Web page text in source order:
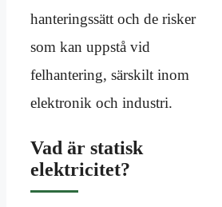
hanteringssätt och de risker
som kan uppstå vid
felhantering, särskilt inom
elektronik och industri.
Vad är statisk
elektricitet?